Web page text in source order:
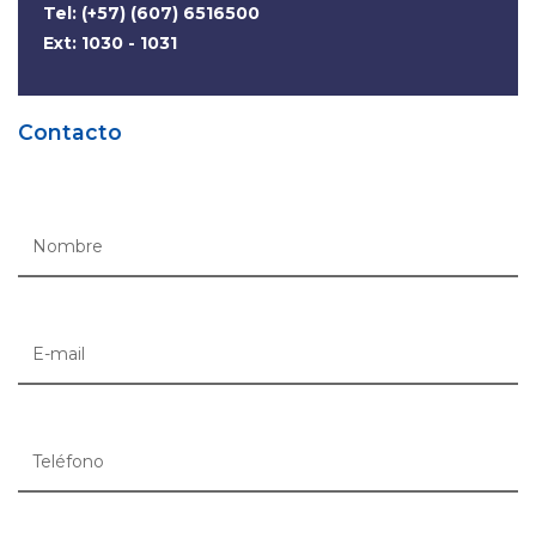
Tel: (+57) (607) 6516500
Ext: 1030 - 1031
Contacto